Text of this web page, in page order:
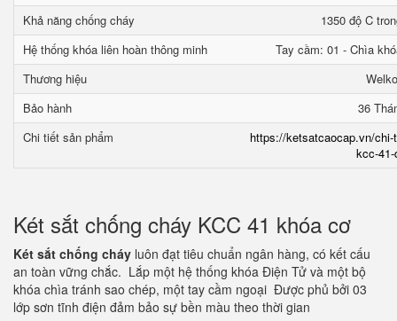
Khả năng chống cháy
1350 độ C
Hệ thống khóa liên hoàn thông minh
Tay cầm: 01 - Chìa
Thương hiệu
Welko
Bảo hành
36
Chi tiết sản phẩm
https://ketsatcaocap.vn/
kcc-
Két sắt chống cháy KCC 41 khóa cơ
Két sắt chống cháy luôn đạt tiêu chuẩn ngân hàng, có kết cấu
an toàn vững chắc. Lắp một hệ thống khóa Điện Tử và một bộ
khóa chìa tránh sao chép, một tay cầm ngoại Được phủ bởi 03
lớp sơn tĩnh điện đảm bảo sự bền màu theo thời gian